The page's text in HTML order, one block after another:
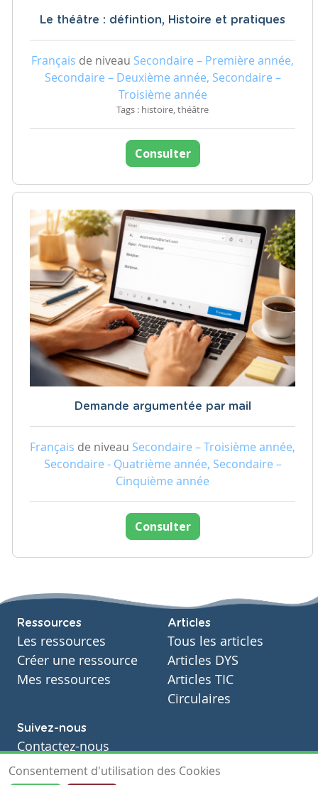
Le théâtre : défintion, Histoire et pratiques
Français de niveau Secondaire – Première année,
Secondaire – Deuxième année, Secondaire –
Troisième année
Tags : histoire, théâtre
Consulter
Demande argumentée par mail
Français de niveau Secondaire – Troisième année,
Secondaire - Quatrième année, Secondaire –
Cinquième année
Consulter
Ressources
Les ressources
Créer une ressource
Mes ressources
Articles
Tous les articles
Articles DYS
Articles TIC
Circulaires
Suivez-nous
Contactez-nous
Soutien scolaire
Consentement d'utilisation des Cookies